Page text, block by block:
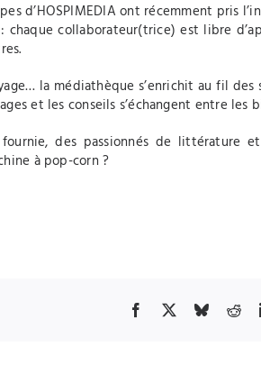
d’HOSPIMEDIA ont récemment pris
chaque collaborateur(trice) est libre
la médiathèque s’enrichit au fil des
et les conseils s’échangent entre les
des passionnés de littérature
à pop-corn ?